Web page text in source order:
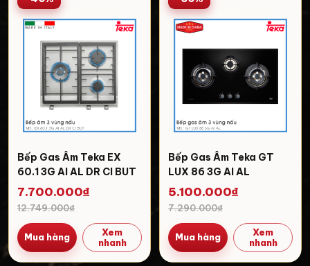
Bếp Gas Âm Teka EX
60.1 3G AI AL DR CI BUT
7.700.000₫
12.749.000₫
Mua hàng
Xem
nhanh
Bếp Gas Âm Teka GT
LUX 86 3G AI AL
5.100.000₫
7.290.000₫
Mua hàng
Xem
nhanh